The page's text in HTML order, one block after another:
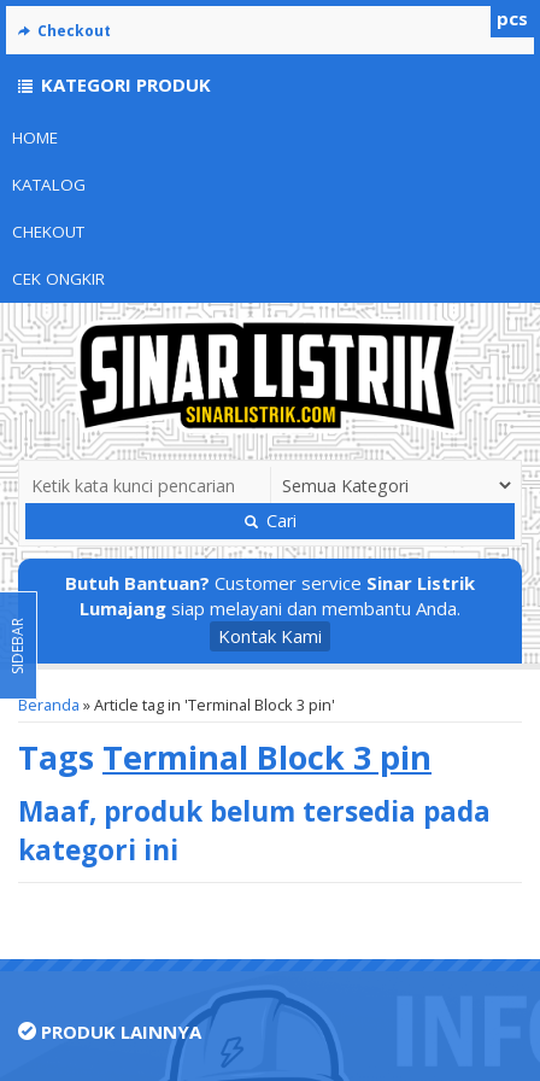
HOME
KATALOG
CHEKOUT
CEK ONGKIR
Cari
Butuh Bantuan? Customer service Sinar Listrik
Lumajang siap melayani dan membantu Anda.
Kontak Kami
Beranda »Article tag in 'Terminal Block 3 pin'
Tags Terminal Block 3 pin
Maaf, produk belum tersedia pada
kategori ini
pcs
Checkout
KATEGORI PRODUK
SIDEBAR
PRODUK LAINNYA